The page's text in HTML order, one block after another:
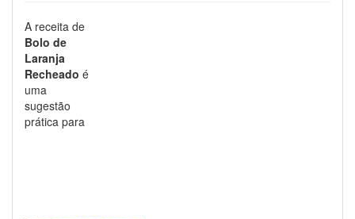
A receita de
Bolo de
Laranja
Recheado é
uma
sugestão
prática para